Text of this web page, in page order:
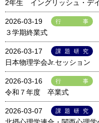
2年生 イングリッシュ・デ
2026-03-19 行事
３学期終業式
2026-03-17 課題研究
日本物理学会Jr.セッション
2026-03-16 行事
令和７年度 卒業式
2026-03-07 課題研究